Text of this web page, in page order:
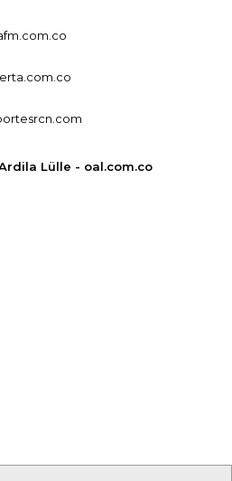
Lülle - oal.com.co